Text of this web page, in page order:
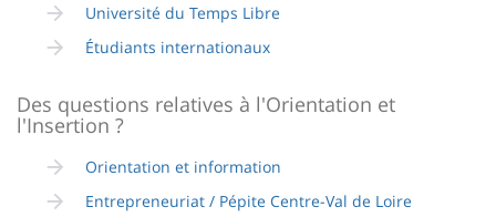
Université du Temps Libre
Étudiants internationaux
Des questions relatives à l'Orientation et
l'Insertion ?
Orientation et information
Entrepreneuriat / Pépite Centre-Val de Loire